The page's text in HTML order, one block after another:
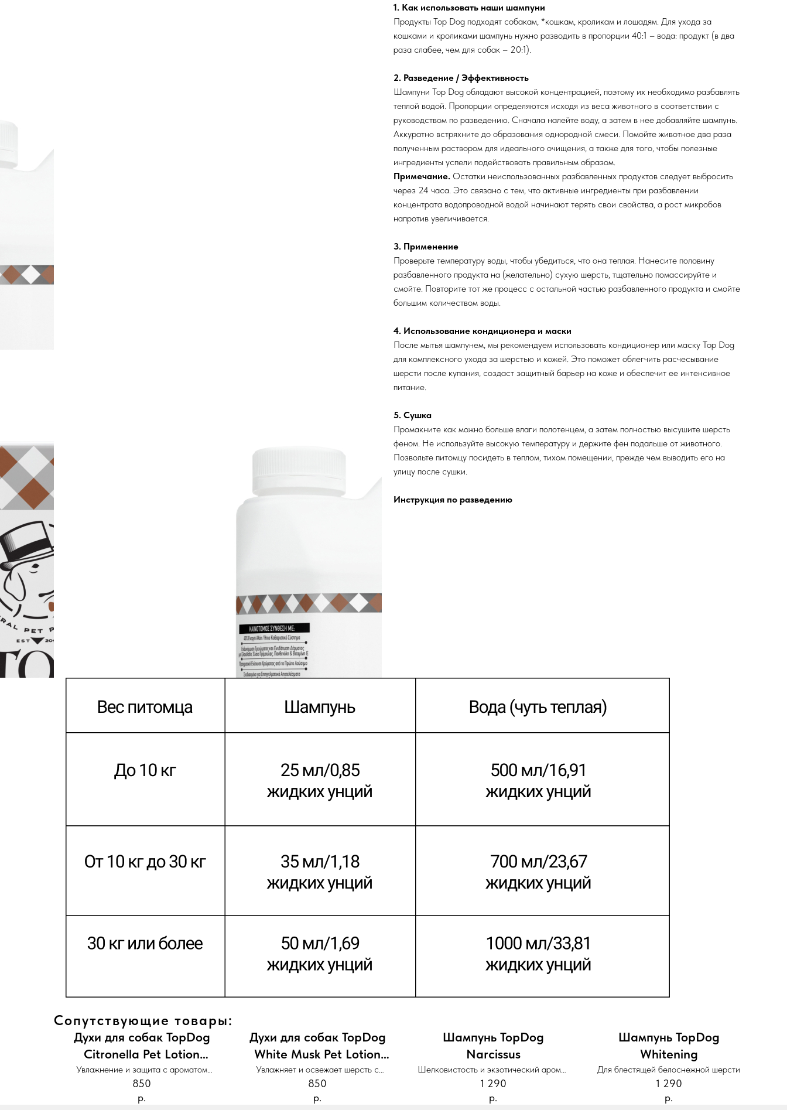
1. Как использовать наши шампуни
Продукты Top Dog подходят собакам, *кошкам, кроликам и лошадям. Для ухода за
кошками и кроликами шампунь нужно разводить в пропорции 40:1 – вода: продукт (в два
раза слабее, чем для собак – 20:1).
2. Разведение / Эффективность
Шампуни Top Dog обладают высокой концентрацией, поэтому их необходимо разбавлять
теплой водой. Пропорции определяются исходя из веса животного в соответствии с
руководством по разведению. Сначала налейте воду, а затем в нее добавляйте шампунь.
Аккуратно встряхните до образования однородной смеси. Помойте животное два раза
полученным раствором для идеального очищения, а также для того, чтобы полезные
ингредиенты успели подействовать правильным образом.
Примечание. Остатки неиспользованных разбавленных продуктов следует выбросить
через 24 часа. Это связано с тем, что активные ингредиенты при разбавлении
концентрата водопроводной водой начинают терять свои свойства, а рост микробов
напротив увеличивается.
3. Применение
Проверьте температуру воды, чтобы убедиться, что она теплая. Нанесите половину
разбавленного продукта на (желательно) сухую шерсть, тщательно помассируйте и
смойте. Повторите тот же процесс с остальной частью разбавленного продукта и смойте
большим количеством воды.
4. Использование кондиционера и маски
После мытья шампунем, мы рекомендуем использовать кондиционер или маску Top Dog
для комплексного ухода за шерстью и кожей. Это поможет облегчить расчесывание
шерсти после купания, создаст защитный барьер на коже и обеспечит ее интенсивное
питание.
5. Сушка
Промакните как можно больше влаги полотенцем, а затем полностью высушите шерсть
феном. Не используйте высокую температуру и держите фен подальше от животного.
Позвольте питомцу посидеть в теплом, тихом помещении, прежде чем выводить его на
улицу после сушки.
Инструкция по разведению
Сопутствующие товары:
Духи для собак TopDog
Citronella Pet Lotion
Fragrance
Увлажнение и защита с ароматом
цитронеллы
850
р.
Духи для собак TopDog
White Musk Pet Lotion
Fragrance
Увлажняет и освежает шерсть с
нежным ароматом мускуса
850
р.
Шампунь TopDog
Narcissus
Шелковистость и экзотический аромат
ночных цветов
1 290
р.
Шампунь TopDog
Whitening
Для блестящей белоснежной шерсти
1 290
р.